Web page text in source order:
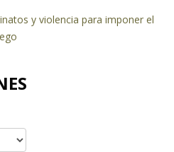
y violencia para imponer el